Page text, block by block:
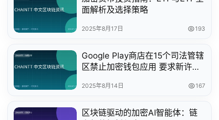
面解析及选择策略
2025年8月17日 193
Google Play商店在15个司法管辖
区禁止加密钱包应用 要求新许可
2025年8月14日 167
区块链驱动的加密AI智能体：链